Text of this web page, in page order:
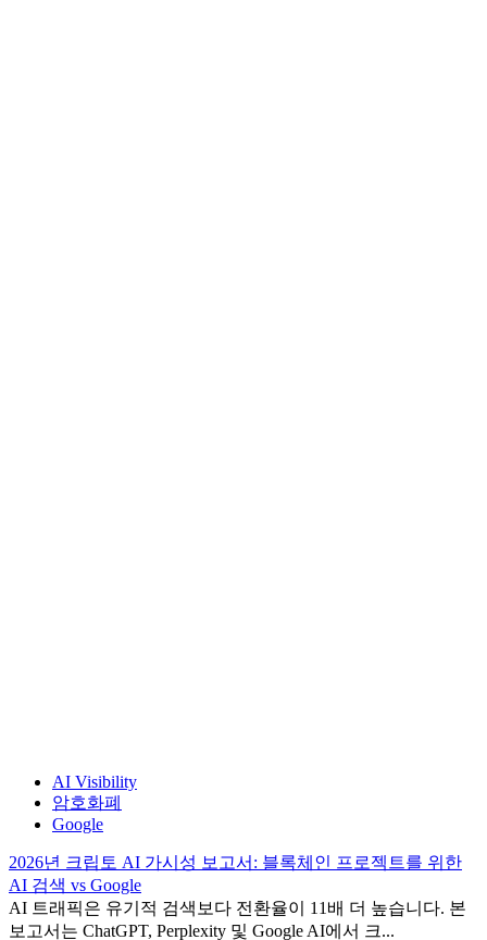
AI Visibility
암호화폐
Google
2026년 크립토 AI 가시성 보고서: 블록체인 프로젝트를 위한
AI 검색 vs Google
AI 트래픽은 유기적 검색보다 전환율이 11배 더 높습니다. 본
보고서는 ChatGPT, Perplexity 및 Google AI에서 크...